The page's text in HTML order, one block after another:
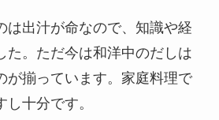
は出汁が命なので、知識や経
た。ただ今は和洋中のだしは
が揃っています。家庭料理で
十分です。